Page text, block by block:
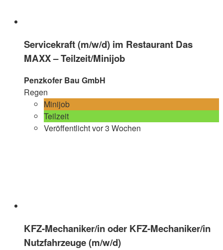
Servicekraft (m/w/d) im Restaurant Das
MAXX – Teilzeit/Minijob
Penzkofer Bau GmbH
Regen
Minijob
Teilzeit
Veröffentlicht vor 3 Wochen
KFZ-Mechaniker/in oder KFZ-Mechaniker/in
Nutzfahrzeuge (m/w/d)